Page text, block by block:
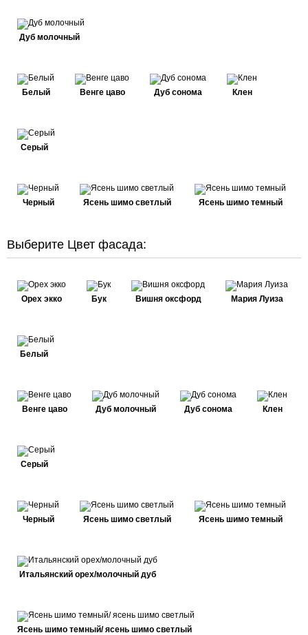
Дуб молочный
Белый Венге цаво Дуб сонома Клен
Серый
Черный Ясень шимо светлый Ясень шимо темный
Выберите Цвет фасада:
Орех экко Бук Вишня оксфорд Мария Луиза
Белый
Венге цаво Дуб молочный Дуб сонома Клен
Серый
Черный Ясень шимо светлый Ясень шимо темный
Итальянский орех/молочный дуб
Ясень шимо темный/ ясень шимо светлый